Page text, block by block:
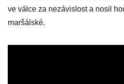
ve válce za nezávislost a nosil
maršálské.